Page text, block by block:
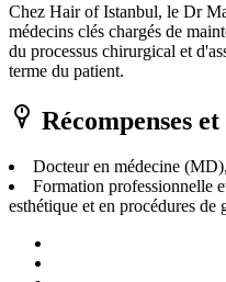
Chez Hair of Istanbul, le Dr
médecins clés chargés de
du processus chirurgical et
terme du patient.
Récompenses
Docteur en médecine
Formation professionnelle
esthétique et en procédures de